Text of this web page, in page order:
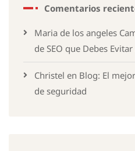
Comentarios
Maria de los angeles
de SEO que Debes
Christel en Blog: El
de seguridad